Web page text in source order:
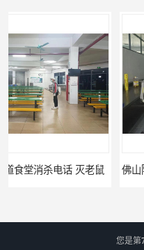
佛山陈村镇
您是第